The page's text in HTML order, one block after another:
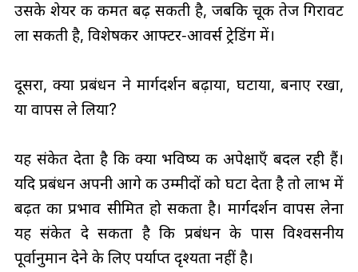
उसके शेयर की कीमत बढ़ सकती है, जबकि चूक तेज गिरावट
ला सकती है, विशेषकर आफ्टर‑आवर्स ट्रेडिंग में।
दूसरा, क्या प्रबंधन ने मार्गदर्शन बढ़ाया, घटाया, बनाए रखा,
या वापस ले लिया?
यह संकेत देता है कि क्या भविष्य की अपेक्षाएँ बदल रही हैं।
यदि प्रबंधन अपनी आगे की उम्मीदों को घटा देता है तो लाभ में
बढ़त का प्रभाव सीमित हो सकता है। मार्गदर्शन वापस लेना
यह संकेत दे सकता है कि प्रबंधन के पास विश्वसनीय
पूर्वानुमान देने के लिए पर्याप्त दृश्यता नहीं है।